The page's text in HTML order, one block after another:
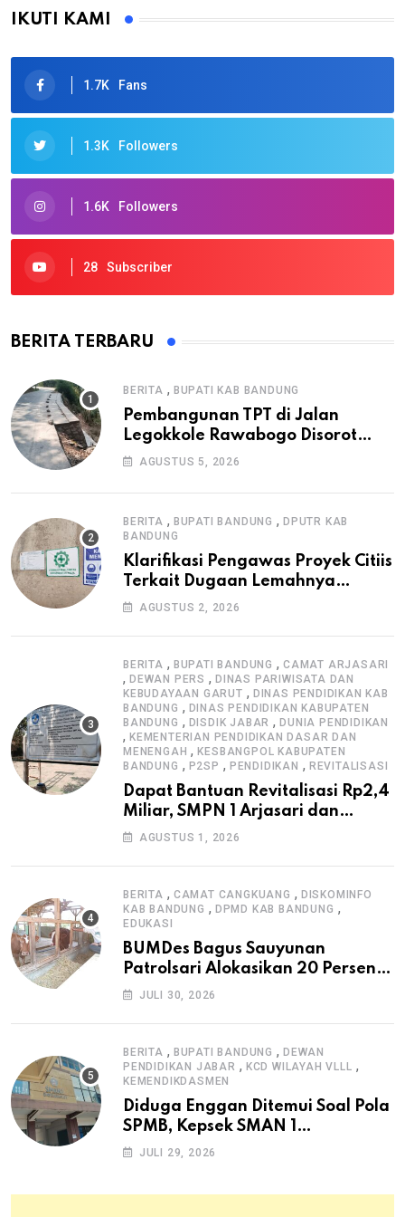
IKUTI KAMI
1.7K Fans
1.3K Followers
1.6K Followers
28 Subscriber
BERITA TERBARU
BERITA , BUPATI KAB BANDUNG
Pembangunan TPT di Jalan
Legokkole Rawabogo Disorot
Warga, Selesai Tanpa Papan
AGUSTUS 5, 2026
BERITA , BUPATI BANDUNG ,DPUTR KAB
BANDUNG
Klarifikasi Pengawas Proyek Citiis
Terkait Dugaan Lemahnya
Pengawasan K3
AGUSTUS 2, 2026
BERITA , BUPATI BANDUNG ,CAMAT ARJASARI
, DEWAN PERS , DINAS PARIWISATA DAN
KEBUDAYAAN GARUT , DINAS PENDIDIKAN KAB
BANDUNG , DINAS PENDIDIKAN KABUPATEN
BANDUNG , DISDIK JABAR ,DUNIA PENDIDIKAN
, KEMENTERIAN PENDIDIKAN DASAR DAN
MENENGAH ,KESBANGPOL KABUPATEN
BANDUNG , P2SP , PENDIDIKAN , REVITALISASI
Dapat Bantuan Revitalisasi Rp2,4
Miliar, SMPN 1 Arjasari dan
Masyarakat Sambut Antusias
AGUSTUS 1, 2026
BERITA , CAMAT CANGKUANG , DISKOMINFO
KAB BANDUNG , DPMD KAB BANDUNG ,
EDUKASI
BUMDes Bagus Sauyunan
Patrolsari Alokasikan 20 Persen
Dana Desa untuk Ketahanan
JULI 30, 2026
BERITA , BUPATI BANDUNG ,DEWAN
PENDIDIKAN JABAR , KCD WILAYAH VLLL ,
KEMENDIKDASMEN
Diduga Enggan Ditemui Soal Pola
SPMB, Kepsek SMAN 1
Dayeuhkolot Dikeluhkan Orang
JULI 29, 2026